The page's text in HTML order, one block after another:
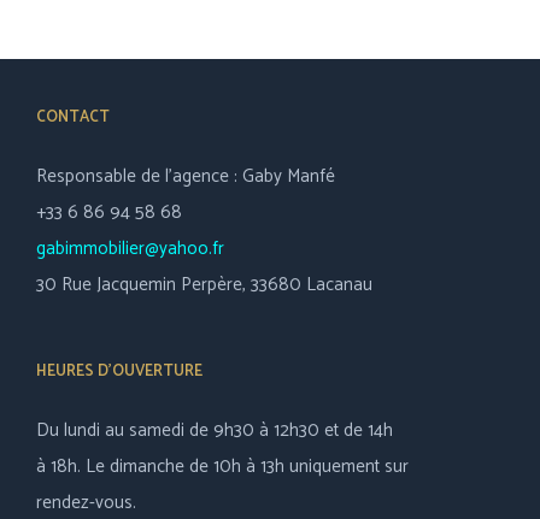
CONTACT
Responsable de l’agence : Gaby Manfé
+33 6 86 94 58 68
gabimmobilier@yahoo.fr
30 Rue Jacquemin Perpère, 33680 Lacanau
HEURES D’OUVERTURE
Du lundi au samedi de 9h30 à 12h30 et de 14h
à 18h. Le dimanche de 10h à 13h uniquement sur
rendez-vous.